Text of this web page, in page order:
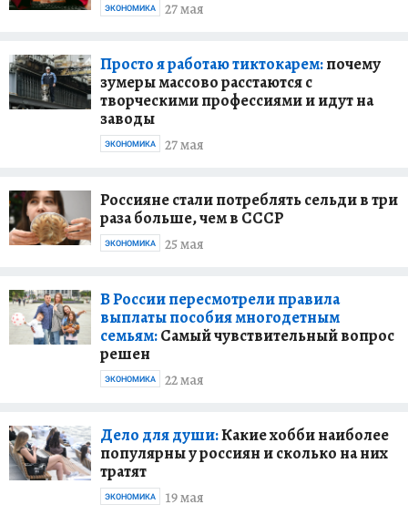
27 мая
ЭКОНОМИКА
Просто я работаю тиктокарем:почему
зумеры массово расстаются с
творческими профессиями и идут на
заводы
27 мая
ЭКОНОМИКА
Россияне стали потреблять сельди в три
раза больше, чем в СССР
25 мая
ЭКОНОМИКА
В России пересмотрели правила
выплаты пособия многодетным
семьям:Самый чувствительный вопрос
решен
22 мая
ЭКОНОМИКА
Дело для души:Какие хобби наиболее
популярны у россиян и сколько на них
тратят
19 мая
ЭКОНОМИКА